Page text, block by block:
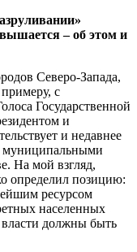
– об этом и
Северо-Запада,
с
Государственной
и
и недавнее
муниципальными
На мой взгляд,
определил позицию:
ресурсом
населенных
должны быть